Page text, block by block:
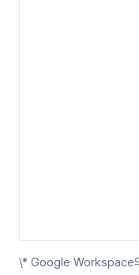
\* Google Workspace의